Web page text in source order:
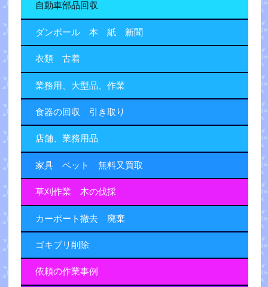
自動車部品回収
ダンボール 本 紙 新聞
衣類 古着
業務用、大型品、作業
食器の回収 引き取り
店舗、業務用品
家具 ベット 無料又買取
草刈作業 木の伐採
カーポート撤去 廃棄
ゴキブリ削除
依頼の作業事例